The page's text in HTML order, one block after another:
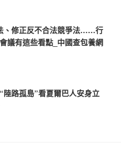
、修正反不合法競爭法……行
議有這些看點_中國查包養網
路孤島”看夏爾巴人安身立